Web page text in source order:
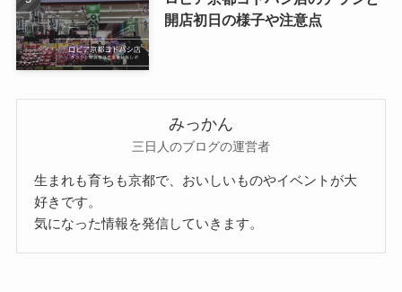
開店初日の様子や注意点
みっかん
三日人のブログの運営者
生まれも育ちも京都で、おいしいものやイベントが大
好きです。
気になった情報を発信していきます。